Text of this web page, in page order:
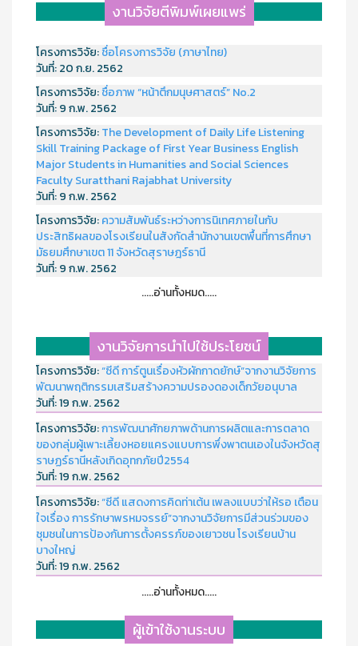
งานวิจัยตีพิมพ์เผยแพร่
โครงการวิจัย:ชื่อโครงการวิจัย (ภาษาไทย)
วันที่:20 ก.ย. 2562
โครงการวิจัย:ชื่อภาพ “หน้าตึกมนุษศาสตร์” No.2
วันที่:9 ก.พ. 2562
โครงการวิจัย:The Development of Daily Life Listening
Skill Training Package of First Year Business English
Major Students in Humanities and Social Sciences
Faculty Suratthani Rajabhat University
วันที่:9 ก.พ. 2562
โครงการวิจัย:ความสัมพันธ์ระหว่างการนิเทศภายในกับ
ประสิทธิผลของโรงเรียนในสังกัดสำนักงานเขตพื้นที่การศึกษา
มัธยมศึกษาเขต 11 จังหวัดสุราษฎร์ธานี
วันที่:9 ก.พ. 2562
.....อ่านทั้งหมด.....
งานวิจัยการนำไปใช้ประโยชน์
โครงการวิจัย:“ซีดี การ์ตูนเรื่องหัวผักกาดยักษ์”จากงานวิจัยการ
พัฒนาพฤติกรรมเสริมสร้างความปรองดองเด็กวัยอนุบาล
วันที่:19 ก.พ. 2562
โครงการวิจัย:การพัฒนาศักยภาพด้านการผลิตและการตลาด
ของกลุ่มผู้เพาะเลี้ยงหอยแครงแบบการพึ่งพาตนเองในจังหวัดสุ
ราษฏร์ธานีหลังเกิดอุทกภัยปี2554
วันที่:19 ก.พ. 2562
โครงการวิจัย:“ซีดี แสดงการคิดท่าเต้น เพลงแบบว่าให้รอ เตือน
ใจเรื่อง การรักษาพรหมจรรย์”จากงานวิจัยการมีส่วนร่วมของ
ชุมชนในการป้องกันการตั้งครรภ์ของเยาวชน โรงเรียนบ้าน
บางใหญ่
วันที่:19 ก.พ. 2562
.....อ่านทั้งหมด.....
ผู้เข้าใช้งานระบบ